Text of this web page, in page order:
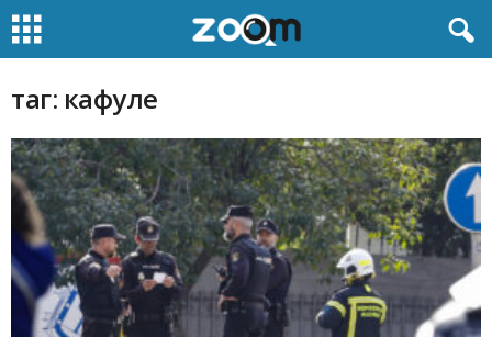
таг: кафуле